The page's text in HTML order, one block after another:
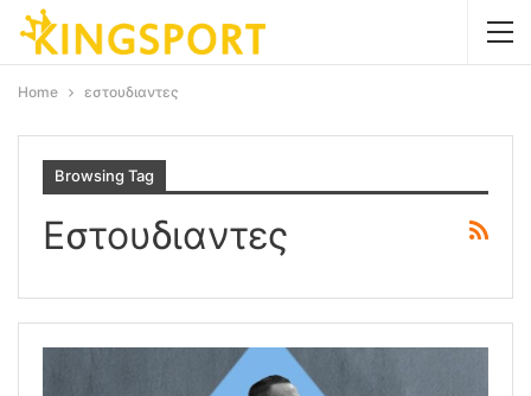
Home εστουδιαντες
Browsing Tag
Εστουδιαντες